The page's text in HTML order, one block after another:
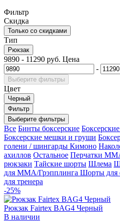
Фильтр
Скидка
Только со cкидками
Тип
Рюкзак
9890 - 11290 руб. Цена
-
Выберите фильтры
Цвет
Черный
Фильтр
Выберите фильтры
Все Бинты боксерские
Боксерские мешки и груши
голени / шингарды Кимоно
ахиллов Остальное Перчатки
рюкзаки Тайские шорты Шлема
для ММА/Грэпплинга Шорты для
для тренера
-25%
Рюкзак Fairtex BAG4 Черный
В наличии